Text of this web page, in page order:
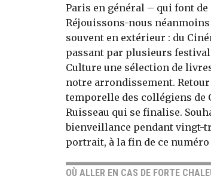
Paris en général – qui font
Réjouissons-nous néanmoins
souvent en extérieur : du
passant par plusieurs
Culture une sélection de
notre arrondissement.
temporelle des collégiens de
Ruisseau qui se finalise.
bienveillance pendant vingt-
portrait, à la fin de ce
OÙ ALLER EN CAS DE FORTE